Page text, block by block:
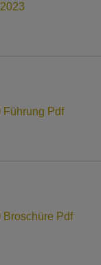
Führung Pdf
Broschüre Pdf